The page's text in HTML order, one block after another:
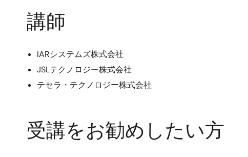
講師
IARシステムズ株式会社
JSLテクノロジー株式会社
テセラ・テクノロジー株式会社
受講をお勧めしたい方